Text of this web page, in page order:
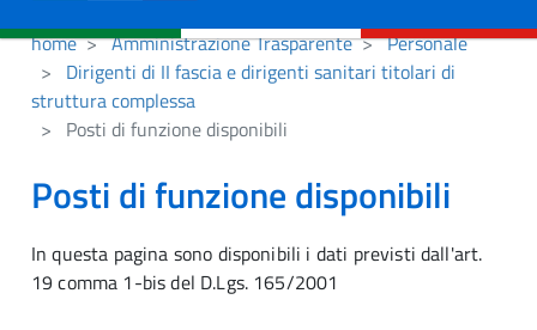
home Amministrazione Trasparente
Personale
Dirigenti di II fascia e dirigenti sanitari titolari di
struttura complessa
Posti di funzione disponibili
Posti di funzione disponibili
In questa pagina sono disponibili i dati previsti dall'art.
19 comma 1-bis del D.Lgs. 165/2001